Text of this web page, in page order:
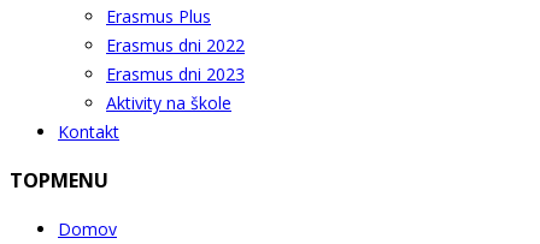
Erasmus Plus
Erasmus dni 2022
Erasmus dni 2023
Aktivity na škole
Kontakt
TOPMENU
Domov